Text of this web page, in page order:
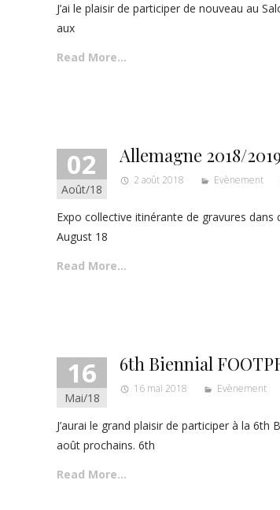
J’ai le plaisir de participer de nouveau au
aux
Read More…
02
Août/18
Allemagne 2018/
2 août 2018 Evènement
Expo collective itinérante de gravures
August 18
Read More…
16
Mai/18
6th Biennial
16 mai 2018 Evènement
J’aurai le grand plaisir de participer à la
août prochains. 6th
Read More…